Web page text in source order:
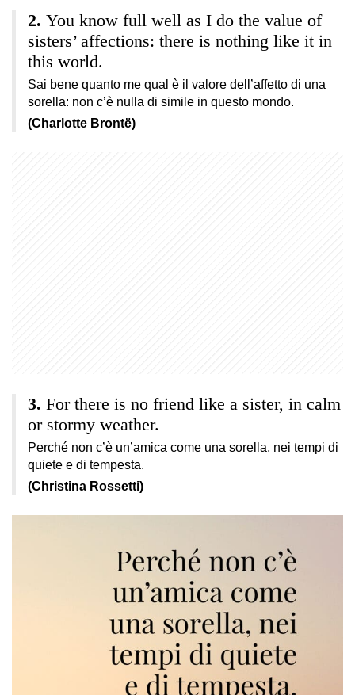
You know full well as I do the value of
sisters’ affections: there is nothing like it in
this world.
Sai bene quanto me qual è il valore dell’affetto di una
sorella: non c’è nulla di simile in questo mondo.
(Charlotte Brontë)
For there is no friend like a sister, in calm
or stormy weather.
Perché non c’è un’amica come una sorella, nei tempi di
quiete e di tempesta.
(Christina Rossetti)